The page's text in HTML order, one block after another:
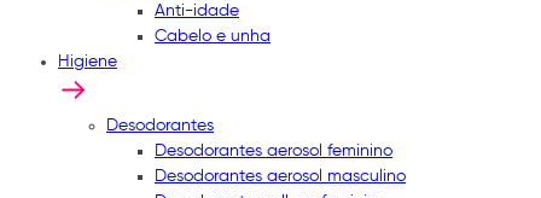
Anti-idade
Cabelo e unha
Higiene
Desodorantes
Desodorantes aerosol feminino
Desodorantes aerosol masculino